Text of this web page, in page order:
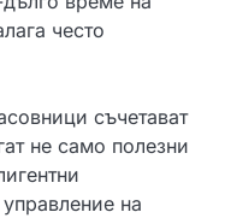
често
съчетават
не само полезни
на